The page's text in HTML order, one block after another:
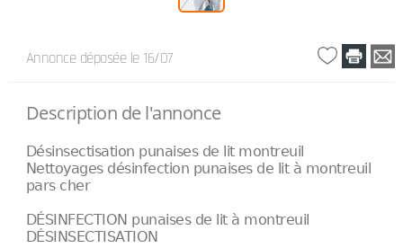
Annonce déposée le 16/07
Description de l'annonce
Désinsectisation punaises de lit montreuil
Nettoyages désinfection punaises de lit à montreuil
pars cher
DÉSINFECTION punaises de lit à montreuil
DÉSINSECTISATION